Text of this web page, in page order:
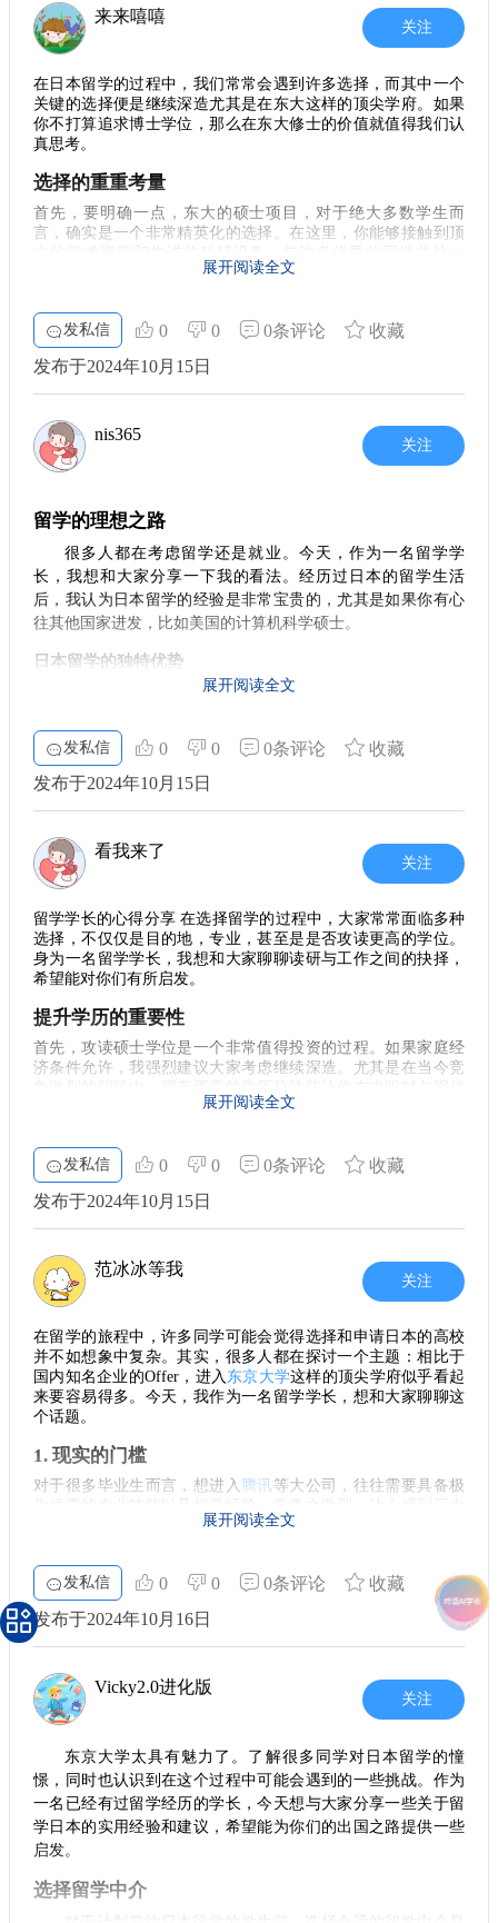
园，世界就在你面前展开。
5. 文化体验
另外，留学在东京还有一个很大的好处就是能够深入体验
日本文化。从茶道、武道，到动漫、游戏，这座城市包罗万
象。在假期时，你可以选择去探访古老的神社，享受宁静的日
本庭园，或者参加热闹的夏季祭典，感受到当地人浓厚的文化
氛围。每一处都充满了惊喜，让人沉浸其中。
6. 注意事项
当然，要在东京生活、学习，也有一些小贴士需要注意。
首先，语言是一个重要的沟通工具。虽然不少人会说英语，但
续签，确保自己的合法身份。还有，尽量融入本地生活，参加
一些社交活动，建立友谊，增强归属感。 总结一下，东京是一
个充满机遇与挑战的城市。在这里留学，虽然会遇到一些困
学生活！
2. 日本的就业机会
即使如此，日本的就业市场依然充满活力。Amazon等大公
果你能够在学习期间积累相关的工作经验，这无疑会为你未来
的职业道路打下坚实的基础。
3. 面试准备的要点
提到面试，大家都知道准备工作的重要性。想要在日本的
企业中脱颖而出，不仅要精通与专业相关的知识，还得理解企
业文化。一些公司，如Google在进行国际面试时，可能会与其
海外办事处进行合作，你也许会有机会与慕尼黑办公室的招聘
4. 提升自我竞争力
在留学期间，充分利用学校的资源，参与各种社团活动及
实习项目，提升自己的综合素质非常重要。不仅仅是书本知
识，实际操作和人脉资源同样宝贵。学长建议，在留学的这段
时间里，要多多走出校园，去了解行业动态，积累相关经验。
5. 适应与挑战
个关键因素，建议大家提前学习一些基本的日语，能帮助你更
在未来求职时顺利进入状态。别忘了，留学的体验不仅仅是学
习知识，更是一个成长的过程。
6. 最后的一点建议
总之，若打算在日本开启留学生活，将来的就业前景仍有
许多不确定性。保持灵活应变的心态，尽量多方面发展，才是
的留学中介也是至关重要的，[蔚蓝留学]能够提供更具个性化的
服务，帮助你找到最佳的留学方案。 希望大家都能在日本的留
学生活中收获满满，成就一个充实的未来！
来来嘻嘻
关注
在日本留学的过程中，我们常常会遇到许多选择，而其中一个
关键的选择便是继续深造尤其是在东大这样的顶尖学府。如果
你不打算追求博士学位，那么在东大修士的价值就值得我们认
真思考。
选择的重重考量
首先，要明确一点，东大的硕士项目，对于绝大多数学生而
言，确实是一个非常精英化的选择。在这里，你能够接触到顶
堂，进行思想的碰撞。然而，如果你心里已经打定主意不想继
实值得我们再深入探讨。
世面与人脉
者面对面交流。这些经验和人脉在将来求职时可能会起到意想
不到的作用。你会发现，这份经历不仅仅是学术上的提升，更
多是一种视野和思维方式的改变。
然而，我们也必须要思考另一个问题。东大的硕士学位在日本
的职场上有着怎样的回报？如果你的职业目标是进入企业或进
入某一特定行业，是否这个学位真的能为你加分？有些行业可
能更看重实战经验，而不是高学历。这样看来，修士的学习对
你的职业生涯帮助或许有限，甚至有可能成为一个负担。
学费与时间的压力
此外，东大的硕士学位并不仅仅是个零花钱的选择。寻求高质
研究。这样的一段时间，是否能让你更具竞争力，还是在为你
带来额外的经济压力呢？这些因素都是值得斟酌的。
结尾思考
的职业规划与发展方向至关重要。如果最终的目标并不是攻读
博士，那么这个选择的意义在哪呢？也许在学术圈走一遭是值
得的，但归根结底，能否给未来的职业发展带来实质性的进
步，是考量这一选择的重要内容。 无论你选择哪条路，祝愿每
位留学生都能在这条求学之路上找到属于自己的方向，不忘初
心，勇敢前行。
展开阅读全文
发私信 0 0 0条评论
收藏
发布于2024年10月15日
nis365
关注
留学的理想之路
很多人都在考虑留学还是就业。今天，作为一名留学学
长，我想和大家分享一下我的看法。经历过日本的留学生活
后，我认为日本留学的经验是非常宝贵的，尤其是如果你有心
往其他国家进发，比如美国的计算机科学硕士。
日本留学的独特优势
在日本学习一段时间，不仅可以收获丰富的知识和文化体
育体系相当出色。通过在日本的学习和实践，你可以向未来的
雇主展示你的适应能力和跨文化交流的能力。这些都是在求职
时非常加分的因素。
在日本学习期间，积极参与课外活动或实习机会，能够为
你的推荐信增添不少分量。一封来自日本教授或行业专家的推
持作用。这样的推荐信不仅展示了你的学术能力，还证明了你
在国际环境中的适应能力和人际交往能力。
职场发展的跳板
许多留学生选择进入日本企业工作，这无疑是一条积累工
作经验的黄金道路。在日本工作不久后，你就能收集到可观的
职场反馈和成果，这会让你在申请美国研究生时更具竞争力。
会在未来的求职中变得至关重要。
跨国留学的策略
从日本跳槽到美国的硕士项目是一个值得考虑的战略。尤
其是在计算机科学领域，美国的学校享有很高的声望，许多项
目都是国际顶尖的。留学学长我认为，在日本的经历会让你在
转向美国时更具优势，帮助你更好地融入其生活和学习环境。
克服挑战与歧视
会面临一些文化差异和歧视问题。但这并不是留学的全部，恰
恰相反，经历这些挑战后，你的心理素质和解决问题的能力都
会得到提升。重要的是，你从这些经历中学会了应对和反击，
而不是消沉与畏惧。
自身选择与未来规划
想要在留学路上取得成功，除了需要清晰的目标，还需要
坚定的信念。如果你计划从日本走向美国，做好充分的准备，
总结
留学绝对是一个值得投资的选择，而从日本到美国的路径
是一个相对理想的转变。希望每位正在考虑留学的朋友都能根
据自身的情况，慎重规划自己的留学之路，努力拼搏，成就未
来。
展开阅读全文
发私信 0 0 0条评论
收藏
发布于2024年10月15日
看我来了
关注
留学学长的心得分享 在选择留学的过程中，大家常常面临多种
选择，不仅仅是目的地，专业，甚至是是否攻读更高的学位。
身为一名留学学长，我想和大家聊聊读研与工作之间的抉择，
希望能对你们有所启发。
提升学历的重要性
首先，攻读硕士学位是一个非常值得投资的过程。如果家庭经
济条件允许，我强烈建议大家考虑继续深造。尤其是在当今竞
势。更重要的是，读研的这段时间不仅仅是学业的巩固，更是
工作后的挑战
另外，虽然获得腾讯等公司的offer非常吸引人，但一旦步入职
因此，提前利用留学的机会提升自己的学术水平，可能会比在
职后寻找再次深造的机会更为明智。
此外，大家应该意识到，随着年龄的增长，再次回到校园的心
理负担和适应能力也会变得复杂。在年轻的时候，大家更加有
时间和精力去学习新知识。而到了职场后，转变思维和适应新
环境的能力就可能减弱。因此，趁着年轻，去追求更高的学位
和更深的知识是一个不错的选择。
短期与长期的利益
从短期来看，工作往往能带来稳定的收入，这也是很多人的考
虑因素。然而，从长期角度看，高学历可能帮助你在职业发展
值得坚持的道路。
结语
无论作何选择，都要结合自身的情况和未来的职业规划来思
题、应对挑战的能力。希望每位同学都能在这个重要的人生转
折点上做出适合自己的明智决定，未来的道路也能更加光明。
选择留学，让我们一起走出国门，拥抱未来吧！
展开阅读全文
发私信 0 0 0条评论
收藏
发布于2024年10月15日
范冰冰等我
关注
在留学的旅程中，许多同学可能会觉得选择和申请日本的高校
并不如想象中复杂。其实，很多人都在探讨一个主题：相比于
国内知名企业的Offer，进入 东京大学这样的顶尖学府似乎看起
来要容易得多。今天，我作为一名留学学长，想和大家聊聊这
个话题。
1. 现实的门槛
对于很多毕业生而言，想进入 腾讯 等大公司，往往需要具备极
山大。然而，申请东京大学的条件并没有想象中那么严苛。虽
方面具备一定条件，就具有申请的资格。
2. 学校的多样性
在日本，尤其是像东京大学这样的知名院校，提供的学科和方
到符合自己兴趣的课程。这样的多样性与灵活性，使得更多的
学生可以根据自身的发展需求选择适合自己的方向，成就未
来。
3. 更实际的入学考试
虽然东京大学也有自己的入学考试，但与一些国内大厂的面试
程序相比，它的相对透明和规范让人觉得更为踏实。很多情况
下，申请者只需提供合格的语言成绩和学术成绩，便能顺利进
入考试环节。而这与那些职场“拼杀”相比，无疑压力小得多。
4. 值得注意的选择
在了解东京大学的申请流程时，学生们常常会考虑到留学的费
展开阅读全文
发私信 0 0 0条评论
收藏
发布于2024年10月16日
Vicky2.0进化版
关注
东京大学太具有魅力了。了解很多同学对日本留学的憧
憬，同时也认识到在这个过程中可能会遇到的一些挑战。作为
一名已经有过留学经历的学长，今天想与大家分享一些关于留
学日本的实用经验和建议，希望能为你们的出国之路提供一些
启发。
选择留学中介